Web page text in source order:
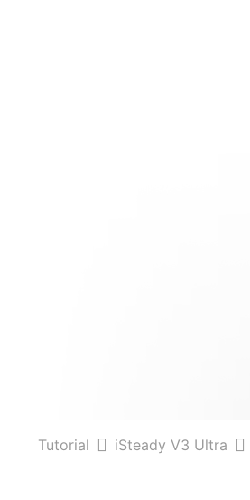
Tutorial iSteady V3 Ultra